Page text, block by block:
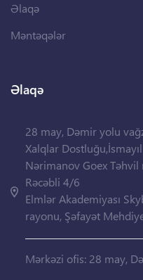
Əlaqə
Məntəqələr
Əlaqə
28 may, Dəmir yolu
Xalqlar
Nərimanov Goex
Rəcəbli 4/6
Elmlər Akademiyası
rayonu, Şəfayət
Mərkəzi ofis: 28 may,